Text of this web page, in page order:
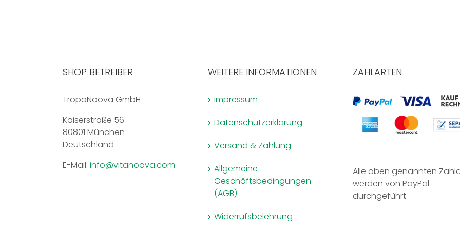
SHOP BETREIBER
TropoNoova GmbH
Kaiserstraße 56
80801 München
Deutschland
E-Mail: info@vitanoova.com
WEITERE INFORMATIONEN
Impressum
Datenschutzerklärung
Versand & Zahlung
Allgemeine
Geschäftsbedingungen
(AGB)
Widerrufsbelehrung
ZAHLARTEN
Alle oben genannten
werden von PayPal
durchgeführt.